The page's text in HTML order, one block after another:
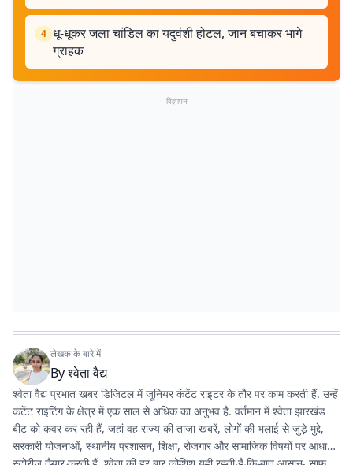
4 धू-धूकर जला चांडिल का यदुवंशी होटल, जान बचाकर भागे
ग्राहक
विज्ञापन
लेखक के बारे में
Byश्वेता वैद्य
श्वेता वैद्य प्रभात खबर डिजिटल में जूनियर कंटेंट राइटर के तौर पर काम करती हैं. उन्हें
कंटेंट राइटिंग के क्षेत्र में एक साल से अधिक का अनुभव है. वर्तमान में श्वेता झारखंड
बीट को कवर कर रही हैं, जहां वह राज्य की ताजा खबरें, लोगों की भलाई से जुड़े मुद्दे,
सरकारी योजनाओं, स्थानीय प्रशासन, शिक्षा, रोजगार और सामाजिक विषयों पर आधारित